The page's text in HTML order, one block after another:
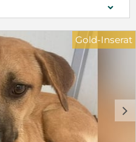
d
Gold-Inserat